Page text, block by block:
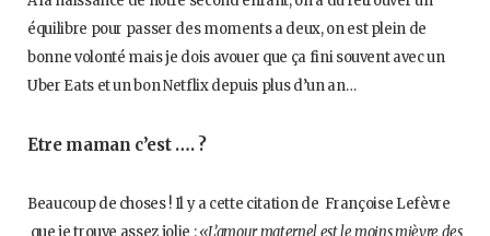
équilibre pour passer des moments a deux, on est plein de
bonne volonté mais je dois avouer que ça fini souvent avec un
Uber Eats et un bon Netflix depuis plus d’un an…
Etre maman c’est …. ?
Beaucoup de choses ! Il y a cette citation de Françoise Lefèvre